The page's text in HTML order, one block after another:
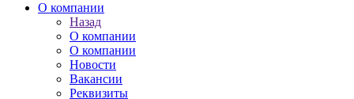
О компании
Назад
О компании
О компании
Новости
Вакансии
Реквизиты